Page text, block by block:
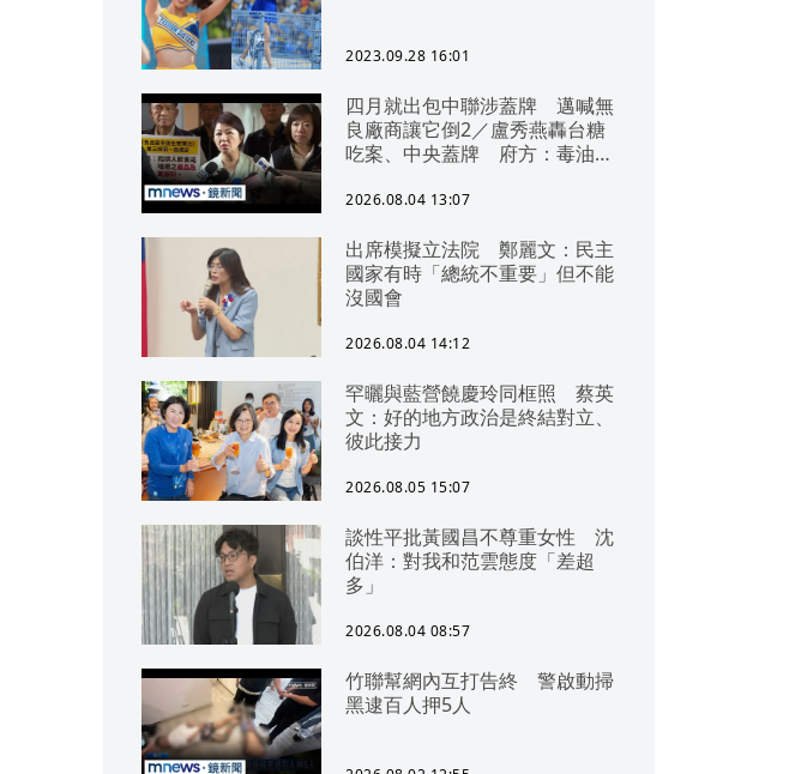
2023.09.28 16:01
四月就出包中聯涉蓋牌 邁喊無
良廠商讓它倒2／盧秀燕轟台糖
吃案、中央蓋牌 府方：毒油一
2026.08.04 13:07
出席模擬立法院 鄭麗文：民主
國家有時「總統不重要」但不能
沒國會
2026.08.04 14:12
罕曬與藍營饒慶玲同框照 蔡英
文：好的地方政治是終結對立、
彼此接力
2026.08.05 15:07
談性平批黃國昌不尊重女性 沈
伯洋：對我和范雲態度「差超
多」
2026.08.04 08:57
竹聯幫網內互打告終 警啟動掃
黑逮百人押5人